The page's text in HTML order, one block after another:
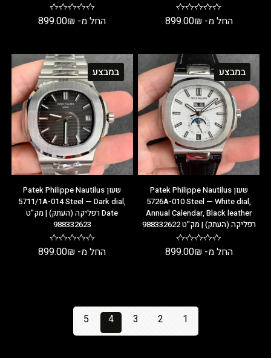
החל מ- 899.00₪ החל מ- 899.00₪
במבצע
שעון Patek Philippe Nautilus
5726A-010 Steel — White dial,
Annual Calendar, Black leather
רפליקה (העתק) | מק"ט 988332622
החל מ- 899.00₪
במבצע
שעון Patek Philippe Nautilus
5711/1A-014 Steel — Dark dial,
Date רפליקה (העתק) | מק"ט
988332623
החל מ- 899.00₪
1
2
3
4
5